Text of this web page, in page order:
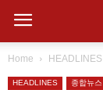
Home HEADLINES
HEADLINES 종합뉴스